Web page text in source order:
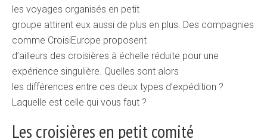
les voyages organisés en petit
groupe attirent eux aussi de plus en plus. Des compagnies
comme CroisiEurope proposent
d’ailleurs des croisières à échelle réduite pour une
expérience singulière. Quelles sont alors
les différences entre ces deux types d’expédition ?
Laquelle est celle qui vous faut ?
Les croisières en petit comité